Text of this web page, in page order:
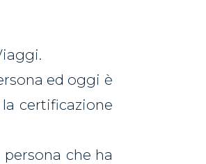
ed oggi è
certificazione
che ha